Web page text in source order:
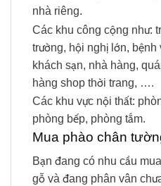
nhà riêng.
Các khu công cộng như:
trường, hội nghị lớn, bệnh
khách sạn, nhà hàng,
hàng shop thời trang, ….
Các khu vực nội thất:
phòng bếp, phòng tắm.
Mua phào chân
Bạn đang có nhu cầu
gỗ và đang phân vân